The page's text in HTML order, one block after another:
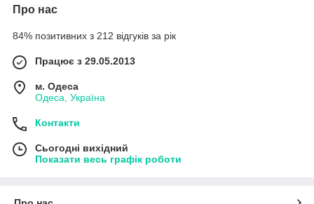
Про нас
84% позитивних з 212 відгуків за рік
Працює з 29.05.2013
м. Одеса
Одеса, Україна
Контакти
Сьогодні вихідний
Показати весь графік роботи